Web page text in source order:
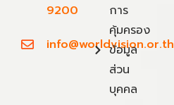
9200
info@worldvision.or.th
การ
คุ้มครอง
ข้อมูล
ส่วน
บุคคล